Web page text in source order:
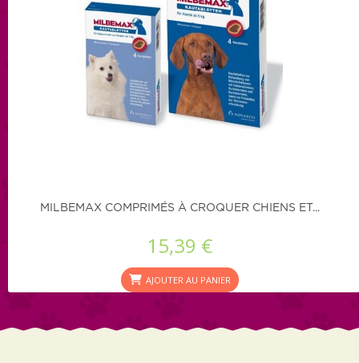
MILBEMAX COMPRIMÉS À CROQUER CHIENS ET...
15,39 €
AJOUTER AU PANIER